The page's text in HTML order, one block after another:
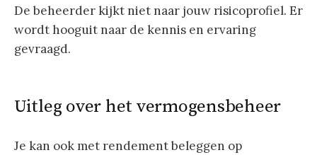
De beheerder kijkt niet naar jouw risicoprofiel. Er
wordt hooguit naar de kennis en ervaring
gevraagd.
Uitleg over het vermogensbeheer
Je kan ook met rendement beleggen op